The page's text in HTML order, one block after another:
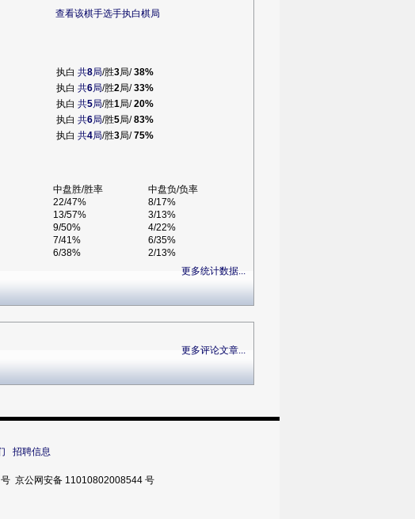
查看该棋手选手执白棋局
执白 共8局/胜3局/38%
执白 共6局/胜2局/33%
执白 共5局/胜1局/20%
执白 共6局/胜5局/83%
执白 共4局/胜3局/75%
中盘胜/胜率
中盘负/负率
22/47%
8/17%
13/57%
3/13%
9/50%
4/22%
7/41%
6/35%
6/38%
2/13%
更多统计数据...
更多评论文章...
招聘信息
京公网安备 11010802008544 号